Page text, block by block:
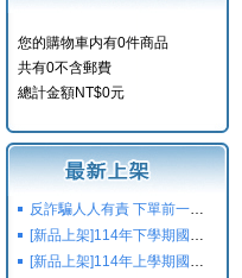
您的購物車内有0件商品
共有0不含郵費
總計金額NT$0元
反詐騙人人有責 下單前一定要注意
[新品上架]114年下學期國小國中高中命題光碟,校用卷,習作
[新品上架]114年上學期國小國中高中命題光碟,校用卷,習作